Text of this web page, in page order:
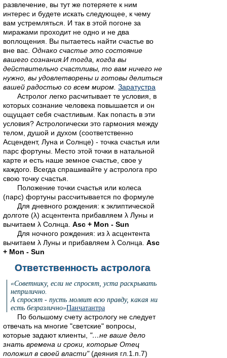
развлечение, вы тут же потеряете к ним
интерес и будете искать следующее, к чему
вам устремляться. И так в этой погоне за
миражами проходит не одно и не два
воплощения. Вы пытаетесь найти счастье во
вне вас. Однако счастье это состояние
вашего сознания.И тогда, когда вы
действительно счастливы, то вам ничего не
нужно, вы удовлетворены и готовы делиться
вашей радостью со всем миром. Заратустра
Астролог легко расчитывает те условия, в
которых сознание человека повышается и он
ощущает себя счастливым. Как попасть в эти
условия? Астрологически это гармония между
телом, душой и духом (соответственно
Асцендент, Луна и Солнце) - точка счастья или
парс фортуны. Место этой точки в натальной
карте и есть наше земное счастье, свое у
каждого. Всегда спрашивайте у астролога про
свою точку счастья.
Положение точки счастья или колеса
(парс) фортуны рассчитывается по формуле
Для дневного рождения: к эклиптической
долготе (λ) асцентента прибавляем λ Луны и
вычитаем λ Солнца. Asc + Mon - Sun
Для ночного рождения: из λ асцентента
вычитаем λ Луны и прибавляем λ Солнца. Asc
+ Mon - Sun
Ответственность астролога
«Советнику, если не спросят, уста раскрывать
неприлично.
А спросят - пусть молвит всю правду, какая ни
есть безразлично»Панчатантра
По большому счету астрологу не следует
отвечать на многие "светские" вопросы,
которые задают клиенты, "…не ваше дело
знать времена и сроки, которые Отец
положил в своей власти"(деяния гл.1.п.7)